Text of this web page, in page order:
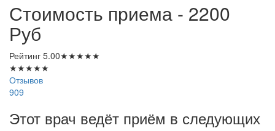
Стоимость приема - 2200
Руб
Рейтинг 5.00★★★★★
★★★★★
Отзывов
909
Этот врач ведёт приём в следующих